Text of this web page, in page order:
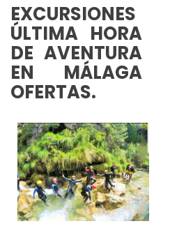
EXCURSIONES
ÚLTIMA HORA
DE AVENTURA
EN MÁLAGA
OFERTAS.